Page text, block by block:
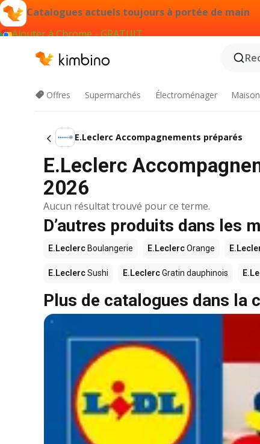
Catalogues actuels toujours à portée de main
Ajouter à Chrome - GRATUIT
Offres Supermarchés Électroménager
E.Leclerc Accompagnements préparés
E.Leclerc
2026
Aucun résultat trouvé pour ce terme.
D’autres produits dans les
E.Leclerc Boulangerie E.LeclercOrange
E.LeclercSushi E.LeclercGratin dauphinois
Plus de catalogues dans la